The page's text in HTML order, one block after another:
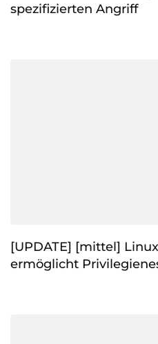
spezifizierten Angriff
[UPDATE] [mittel]
ermöglicht